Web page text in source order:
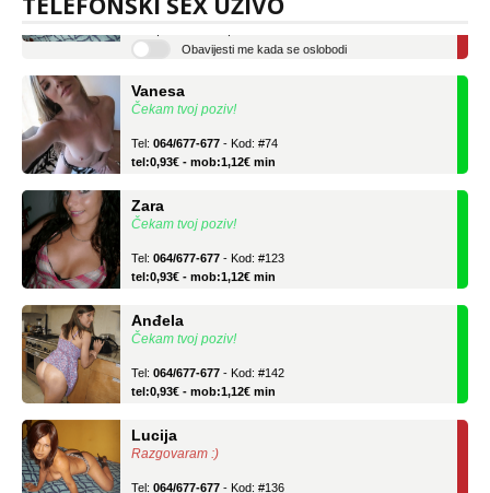
tel:0,93€ - mob:1,12€ min
Obavijesti me kada se oslobodi
Čekam tvoj poziv!
tel:0,93€ - mob:1,12€ min
Čekam tvoj poziv!
tel:0,93€ - mob:1,12€ min
Čekam tvoj poziv!
tel:0,93€ - mob:1,12€ min
Razgovaram :)